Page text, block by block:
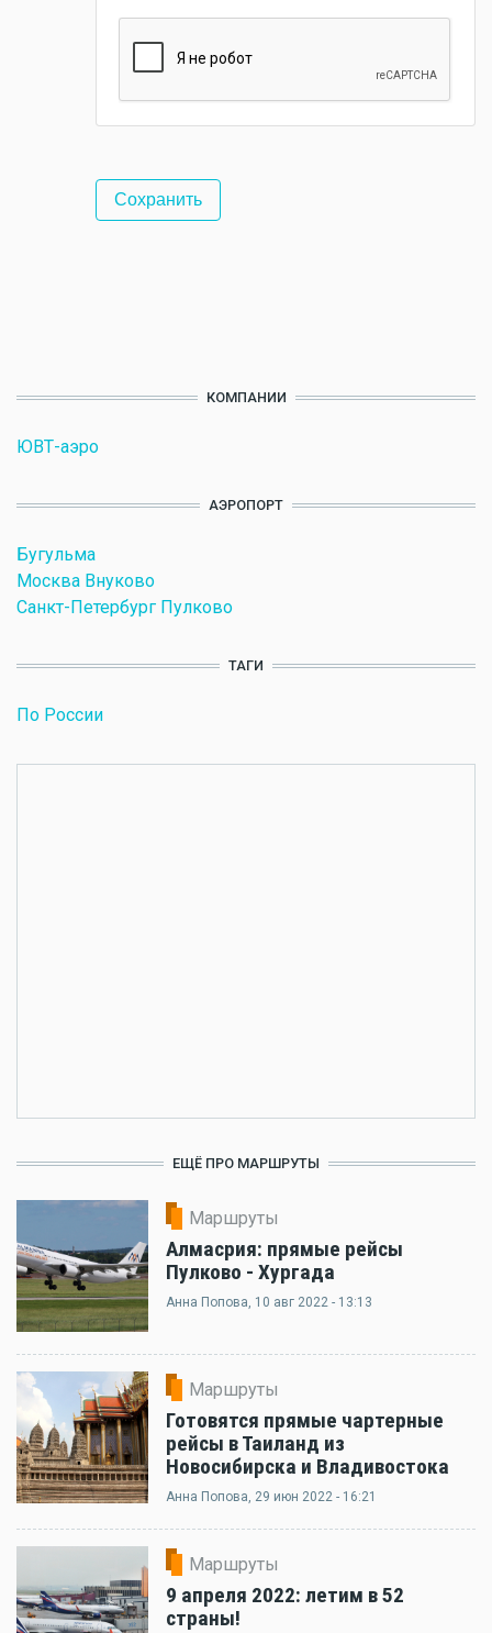
КОМПАНИИ
ЮВТ-аэро
АЭРОПОРТ
Бугульма
Москва Внуково
Санкт-Петербург Пулково
ТАГИ
По России
ЕЩЁ ПРО МАРШРУТЫ
Маршруты
Алмасрия: прямые рейсы
Пулково - Хургада
Анна Попова, 10 авг 2022 - 13:13
Маршруты
Готовятся прямые чартерные
рейсы в Таиланд из
Новосибирска и Владивостока
Анна Попова, 29 июн 2022 - 16:21
Маршруты
9 апреля 2022: летим в 52
страны!